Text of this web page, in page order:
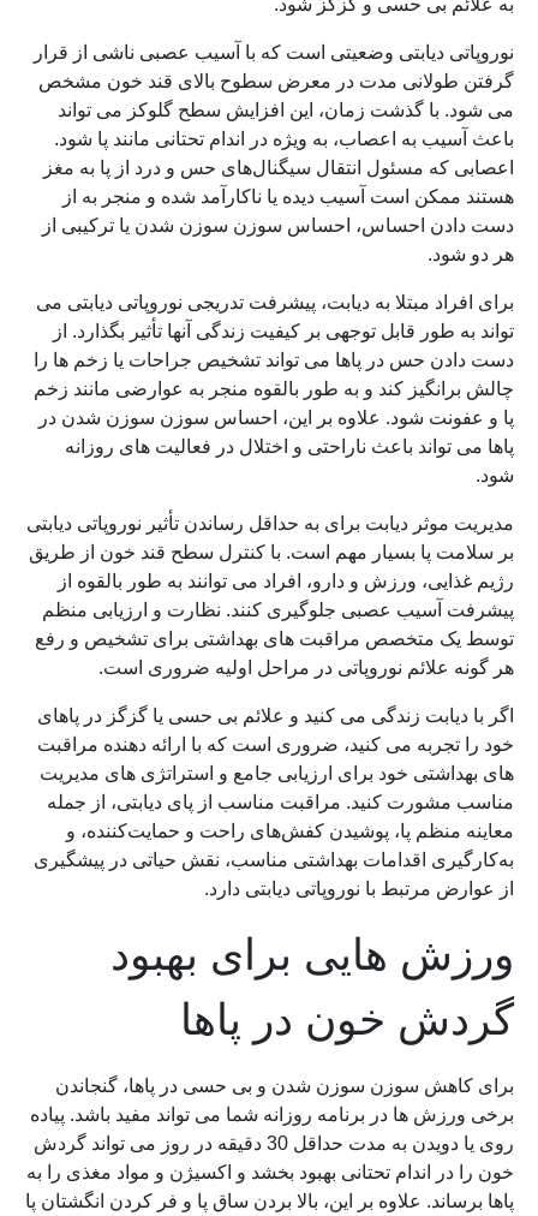
نوروپاتی دیابتی وضعیتی است که با آسیب عصبی ناشی از قرار
گرفتن طولانی مدت در معرض سطوح بالای قند خون مشخص
می شود. با گذشت زمان، این افزایش سطح گلوکز می تواند
باعث آسیب به اعصاب، به ویژه در اندام تحتانی مانند پا شود.
اعصابی که مسئول انتقال سیگنال‌های حس و درد از پا به مغز
هستند ممکن است آسیب دیده یا ناکارآمد شده و منجر به از
دست دادن احساس، احساس سوزن سوزن شدن یا ترکیبی از
هر دو شود.
برای افراد مبتلا به دیابت، پیشرفت تدریجی نوروپاتی دیابتی می
تواند به طور قابل توجهی بر کیفیت زندگی آنها تأثیر بگذارد. از
دست دادن حس در پاها می تواند تشخیص جراحات یا زخم ها را
چالش برانگیز کند و به طور بالقوه منجر به عوارضی مانند زخم
پا و عفونت شود. علاوه بر این، احساس سوزن سوزن شدن در
پاها می تواند باعث ناراحتی و اختلال در فعالیت های روزانه
شود.
مدیریت موثر دیابت برای به حداقل رساندن تأثیر نوروپاتی دیابتی
بر سلامت پا بسیار مهم است. با کنترل سطح قند خون از طریق
رژیم غذایی، ورزش و دارو، افراد می توانند به طور بالقوه از
پیشرفت آسیب عصبی جلوگیری کنند. نظارت و ارزیابی منظم
توسط یک متخصص مراقبت های بهداشتی برای تشخیص و رفع
هر گونه علائم نوروپاتی در مراحل اولیه ضروری است.
اگر با دیابت زندگی می کنید و علائم بی حسی یا گزگز در پاهای
خود را تجربه می کنید، ضروری است که با ارائه دهنده مراقبت
های بهداشتی خود برای ارزیابی جامع و استراتژی های مدیریت
مناسب مشورت کنید. مراقبت مناسب از پای دیابتی، از جمله
معاینه منظم پا، پوشیدن کفش‌های راحت و حمایت‌کننده، و
به‌کارگیری اقدامات بهداشتی مناسب، نقش حیاتی در پیشگیری
از عوارض مرتبط با نوروپاتی دیابتی دارد.
ورزش هایی برای بهبود
گردش خون در پاها
برای کاهش سوزن سوزن شدن و بی حسی در پاها، گنجاندن
برخی ورزش ها در برنامه روزانه شما می تواند مفید باشد. پیاده
روی یا دویدن به مدت حداقل 30 دقیقه در روز می تواند گردش
خون را در اندام تحتانی بهبود بخشد و اکسیژن و مواد مغذی را به
پاها برساند. علاوه بر این، بالا بردن ساق پا و فر کردن انگشتان پا